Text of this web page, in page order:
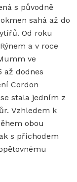
s původně
sahá až do
Od roku
a v roce
ve
až dodnes
Cordon
stala jedním z
Vzhledem k
obou
s příchodem